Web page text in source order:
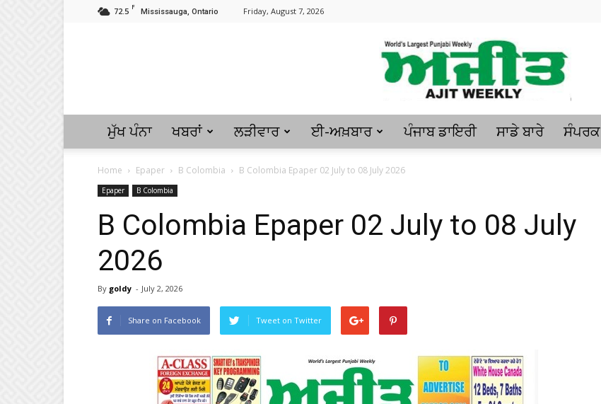
72.5 F
Mississauga, Ontario Friday, August 7, 2026
Ajitweekly
ਮੁੱਖ ਪੰਨਾ ਖਬਰਾਂ ਲੜੀਵਾਰ ਈ-ਅਖ਼ਬਾਰ ਪੰਜਾਬ ਡਾਇਰੀ ਸਾਡੇ ਬਾਰੇ ਸੰਪਰਕ
Home Epaper B Colombia B Colombia Epaper 02 July to 08 July 2026
Epaper B Colombia
B Colombia Epaper 02 July to 08 July
2026
By goldy - July 2, 2026
Share on Facebook Tweet on Twitter